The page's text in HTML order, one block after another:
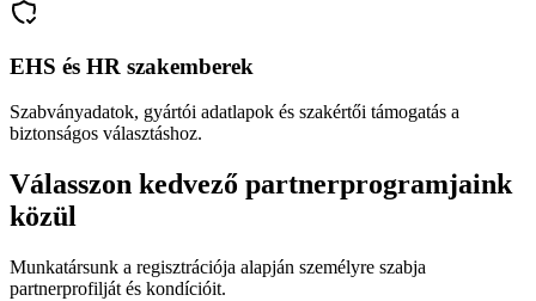
EHS és HR szakemberek
Szabványadatok, gyártói adatlapok és szakértői támogatás a
biztonságos választáshoz.
Válasszon kedvező partnerprogramjaink
közül
Munkatársunk a regisztrációja alapján személyre szabja
partnerprofilját és kondícióit.